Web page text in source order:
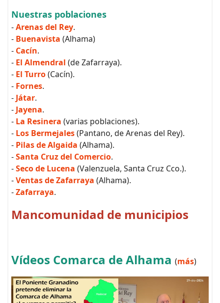
Nuestras poblaciones
-Arenas del Rey.
- Buenavista (Alhama)
- Cacín.
- El Almendral (de Zafarraya).
- El Turro(Cacín).
- Fornes.
- Játar.
- Jayena.
- La Resinera (varias poblaciones).
- Los Bermejales(Pantano, de Arenas del Rey).
- Pilas de Algaida (Alhama).
-Santa Cruz del Comercio.
-Seco de Lucena (Valenzuela, Santa Cruz Cco.).
-Ventas de Zafarraya (Alhama).
-Zafarraya.
Mancomunidad de municipios
Vídeos Comarca de Alhama (más)